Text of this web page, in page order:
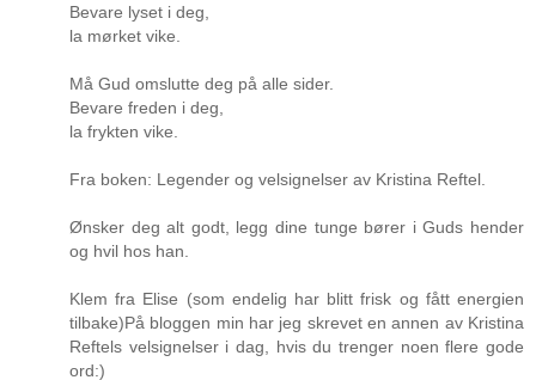
Bevare lyset i deg,
la mørket vike.
Må Gud omslutte deg på alle sider.
Bevare freden i deg,
la frykten vike.
Fra boken: Legender og velsignelser av Kristina Reftel.
Ønsker deg alt godt, legg dine tunge bører i Guds hender
og hvil hos han.
Klem fra Elise (som endelig har blitt frisk og fått energien
tilbake)På bloggen min har jeg skrevet en annen av Kristina
Reftels velsignelser i dag, hvis du trenger noen flere gode
ord:)